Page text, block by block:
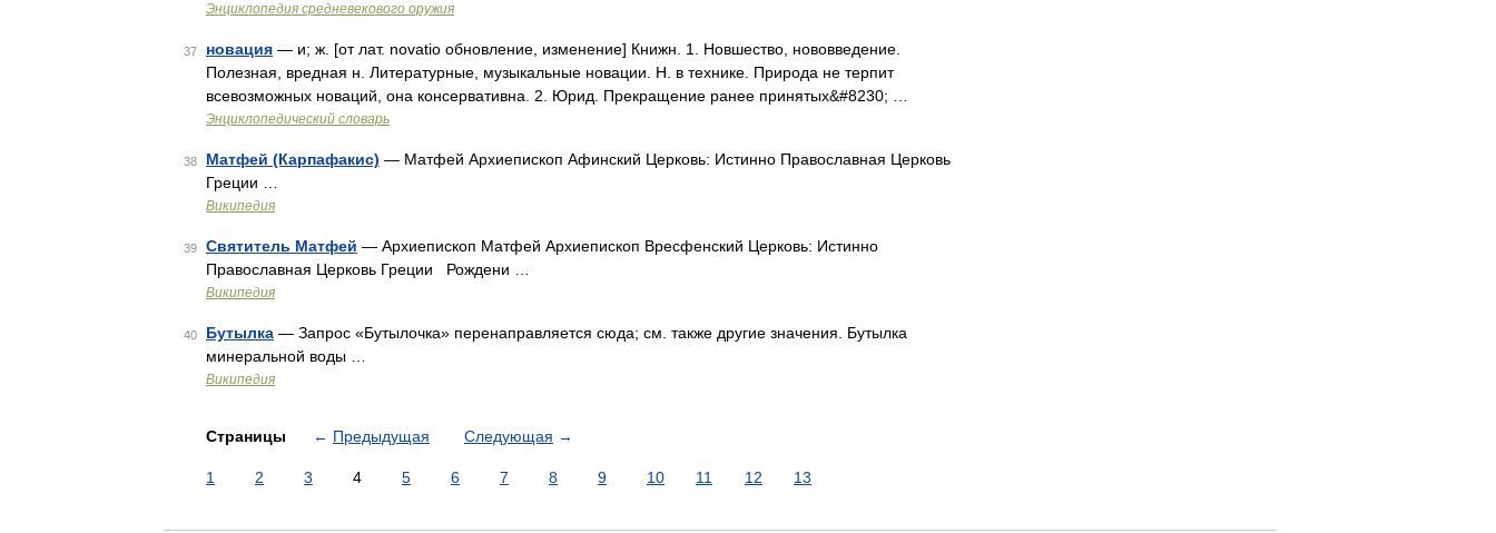
Энциклопедия средневекового оружия
37 новация — и; ж. [от лат. novatio обновление, изменение] Книжн. 1. Новшество, нововведение.
Полезная, вредная н. Литературные, музыкальные новации. Н. в технике. Природа не терпит
всевозможных новаций, она консервативна. 2. Юрид. Прекращение ранее принятых&#8230; …
Энциклопедический словарь
38 Матфей (Карпафакис) — Матфей Архиепископ Афинский Церковь: Истинно Православная Церковь
Греции …
Википедия
39 Святитель Матфей — Архиепископ Матфей Архиепископ Вресфенский Церковь: Истинно
Православная Церковь Греции Рождени …
Википедия
40 Бутылка — Запрос «Бутылочка» перенаправляется сюда; см. также другие значения. Бутылка
минеральной воды …
Википедия
Страницы ← Предыдущая Следующая →
1 2 3 4 5 6 7 8 9 10 11 12 13